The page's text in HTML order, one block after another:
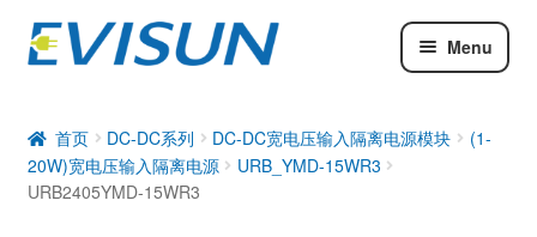
Menu
DC-DC系列
工业通信模块
首页 DC-DC系列 DC-DC宽电压输入隔离电源模块
(1-
20W)宽电压输入隔离电源
URB_YMD-15WR3
URB2405YMD-15WR3